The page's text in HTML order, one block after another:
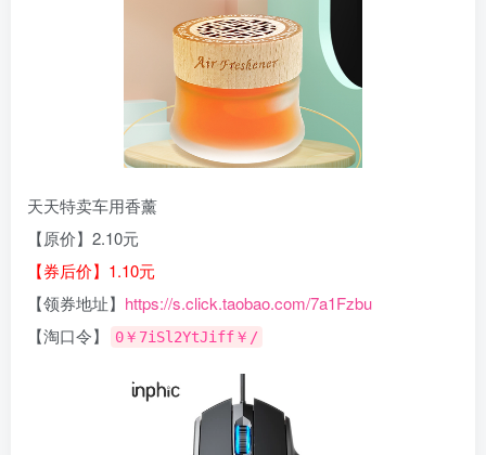
天天特卖车用香薰
【原价】2.10元
【券后价】1.10元
【领券地址】 https://s.click.taobao.com/7a1Fzbu
【淘口令】
0￥7iSl2YtJiff￥/